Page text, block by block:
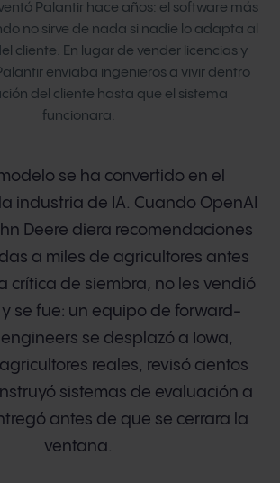
Palantir hace años: el software más
no sirve de nada si nadie lo adapta al
cliente. En lugar de vender licencias y
enviaba ingenieros a vivir dentro
del cliente hasta que el sistema
funcionara.
se ha convertido en el
industria de IA. Cuando OpenAI
Deere diera recomendaciones
a miles de agricultores antes
crítica de siembra, no les vendió
se fue: un equipo de forward-
se desplazó a Iowa,
reales, revisó cientos
sistemas de evaluación a
antes de que se cerrara la
ventana.